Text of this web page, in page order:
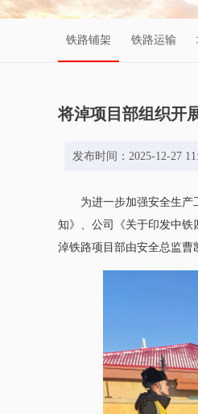
铁路铺架 铁路运输
将淖项目部组织开
发布时间：2025-12-
为进一步加强安全生产
知》、公司《关于印发中铁
淖铁路项目部由安全总监曹